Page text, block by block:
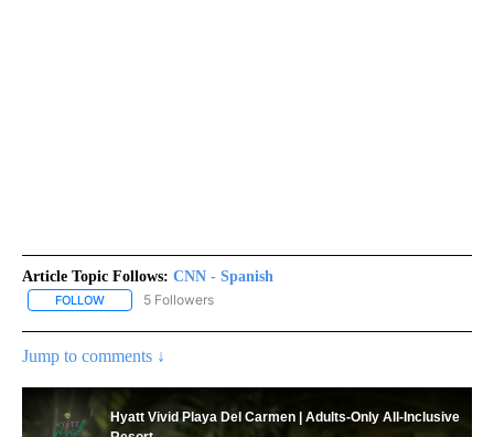
Article Topic Follows: CNN - Spanish
FOLLOW FOLLOW "CNN - SPANISH" TO RECEIVE NOTIFICATIONS ABOUT
5 Followers
Jump to comments ↓